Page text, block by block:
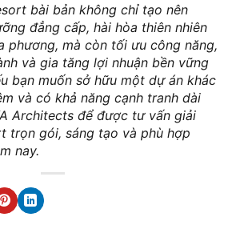
bài bản không chỉ tạo nên
đẳng cấp, hài hòa thiên nhiên
phương, mà còn tối ưu công năng,
và gia tăng lợi nhuận bền vững
bạn muốn sở hữu một dự án khác
và có khả năng cạnh tranh dài
Architects để được tư vấn giải
trọn gói, sáng tạo và phù hợp
nay.